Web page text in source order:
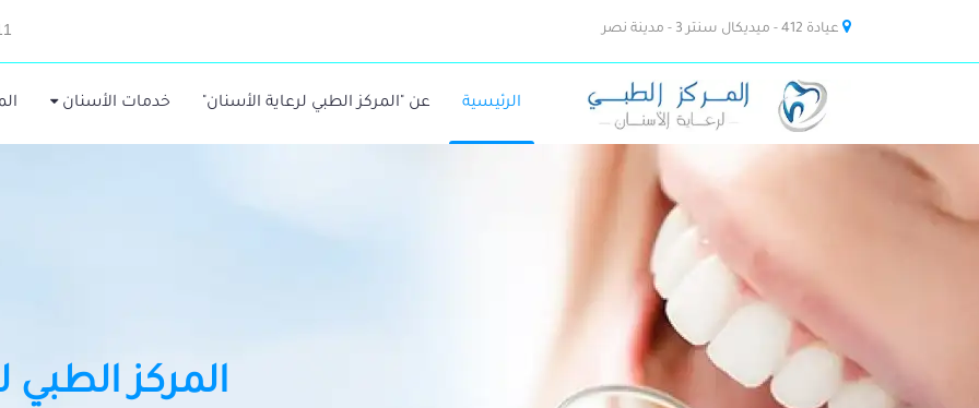
عيادة 412 - ميديكال سنتر 3 - مدينة نصر
الرئيسية عن "المركز الطبي لرعاية الأسنان" خدمات الأسنان
المركز الطبي